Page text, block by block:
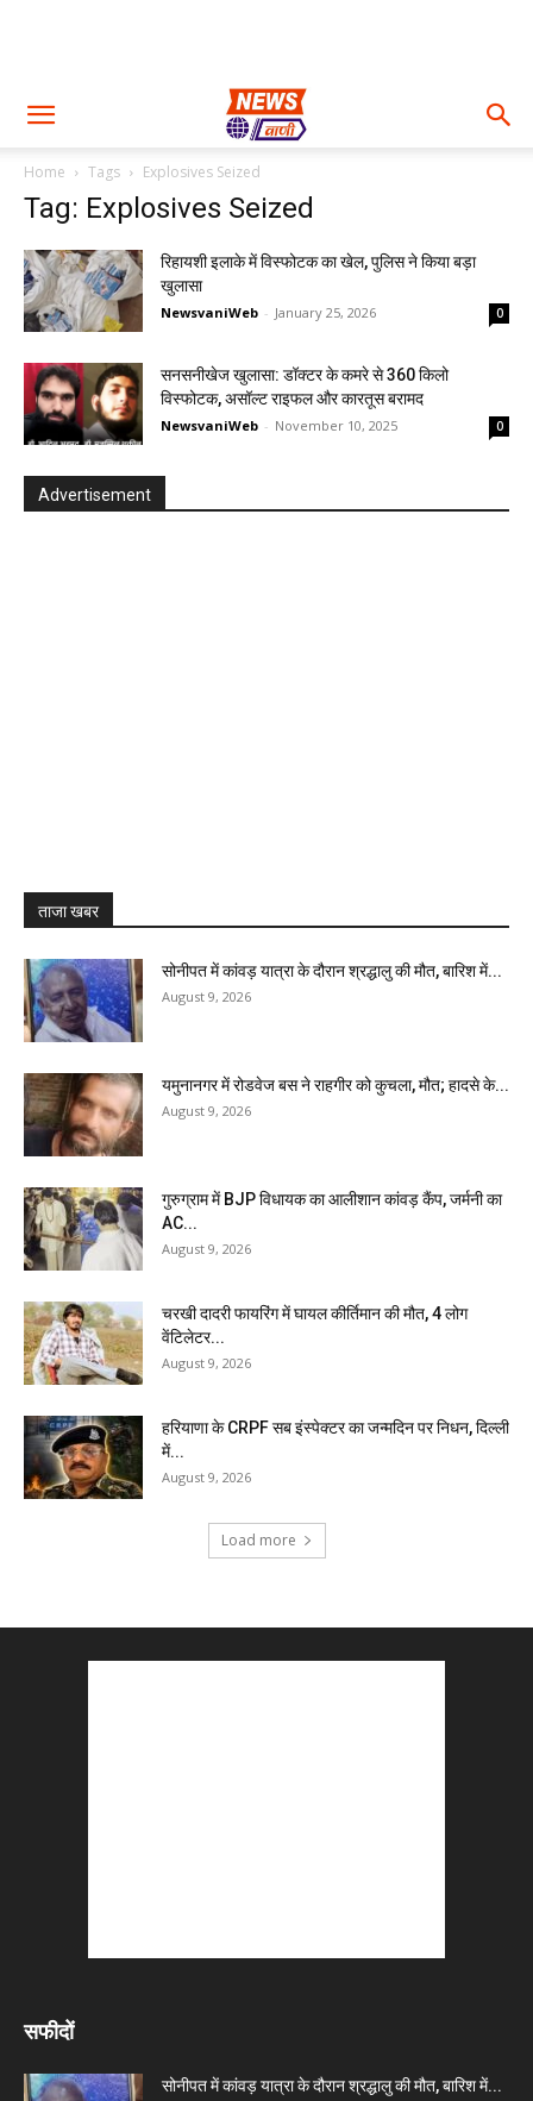
Home Tags Explosives Seized
Tag: Explosives Seized
रिहायशी इलाके में विस्फोटक का खेल, पुलिस ने किया बड़ा
खुलासा
NewsvaniWeb - January 25, 2026 0
सनसनीखेज खुलासा: डॉक्टर के कमरे से 360 किलो
विस्फोटक, असॉल्ट राइफल और कारतूस बरामद
NewsvaniWeb - November 10, 2025 0
Advertisement
ताजा खबर
सोनीपत में कांवड़ यात्रा के दौरान श्रद्धालु की मौत, बारिश में...
August 9, 2026
यमुनानगर में रोडवेज बस ने राहगीर को कुचला, मौत; हादसे के...
August 9, 2026
गुरुग्राम में BJP विधायक का आलीशान कांवड़ कैंप, जर्मनी का
AC...
August 9, 2026
चरखी दादरी फायरिंग में घायल कीर्तिमान की मौत, 4 लोग
वेंटिलेटर...
August 9, 2026
हरियाणा के CRPF सब इंस्पेक्टर का जन्मदिन पर निधन, दिल्ली
में...
August 9, 2026
Load more
सफीदों
सोनीपत में कांवड़ यात्रा के दौरान श्रद्धालु की मौत, बारिश में...